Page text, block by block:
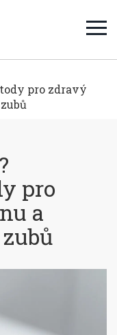
pro zdravý
pro
a